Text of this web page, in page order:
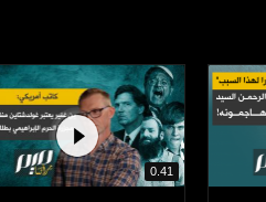
0.41